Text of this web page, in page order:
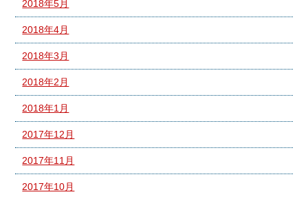
2018年5月
2018年4月
2018年3月
2018年2月
2018年1月
2017年12月
2017年11月
2017年10月